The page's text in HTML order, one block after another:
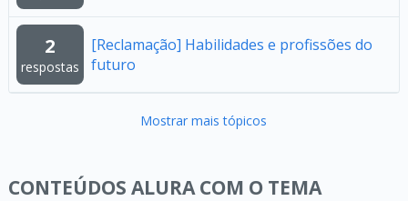
2
respostas
[Reclamação] Habilidades e profissões do
futuro
Mostrar mais tópicos
CONTEÚDOS ALURA COM O TEMA